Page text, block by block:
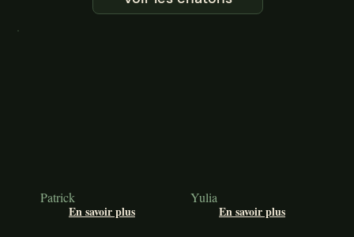
Patrick
En savoir plus
Yulia
En savoir plus